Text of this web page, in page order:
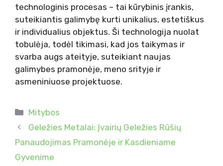
technologinis procesas – tai kūrybinis įrankis,
suteikiantis galimybę kurti unikalius, estetiškus
ir individualius objektus. Ši technologija nuolat
tobulėja, todėl tikimasi, kad jos taikymas ir
svarba augs ateityje, suteikiant naujas
galimybes pramonėje, meno srityje ir
asmeniniuose projektuose.
Kategorijos
Mitybos
Geležies Metalai: Įvairių Geležies Rūšių
Panaudojimas Pramonėje ir Kasdieniame
Gyvenime